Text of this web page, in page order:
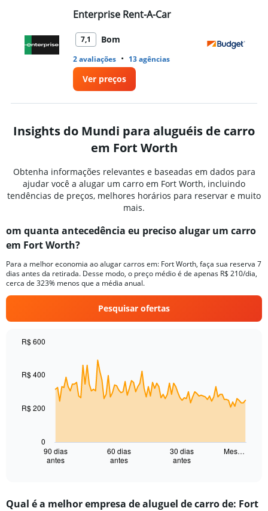
Enterprise Rent-A-Car
7,1 Bom
2 avaliações • 13 agências
Ver preços
Insights do Mundi para aluguéis de carro
em Fort Worth
Obtenha informações relevantes e baseadas em dados para
ajudar você a alugar um carro em Fort Worth, incluindo
tendências de preços, melhores horários para reservar e muito
mais.
om quanta antecedência eu preciso alugar um carro
em Fort Worth?
Para a melhor economia ao alugar carros em: Fort Worth, faça sua reserva 7
dias antes da retirada. Desse modo, o preço médio é de apenas R$ 210/dia,
cerca de 323% menos que a média anual.
Pesquisar ofertas
91
The
Range:
90 dias
antes
60 dias
antes
30 dias
antes
Mes…
0
R$ 200
R$ 400
R$ 600
Qual é a melhor empresa de aluguel de carro de: Fort